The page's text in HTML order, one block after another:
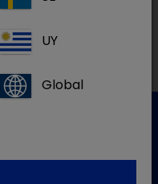
UY
Global